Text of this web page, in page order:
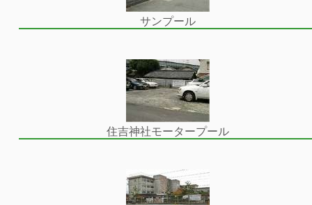
サンプール
住吉神社モータープール